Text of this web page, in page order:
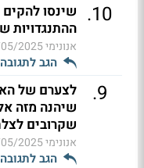
10
. שינסו
ההתנגדויות
אנונימי2025 15:45
הגב
9
.
לצערם של
שיהנה מזה
שקרובים
אנונימי2025 15:42
הגב